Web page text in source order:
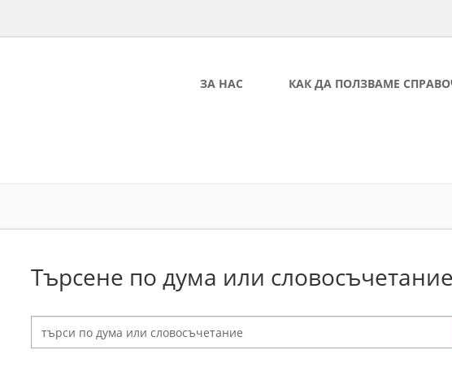
ЗА НАС КАК ДА ПОЛЗВАМЕ
Търсене по дума или словосъчетание